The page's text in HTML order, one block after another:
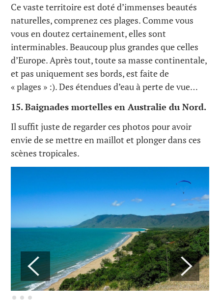
Ce vaste territoire est doté d’immenses beautés
naturelles, comprenez ces plages. Comme vous
vous en doutez certainement, elles sont
interminables. Beaucoup plus grandes que celles
d’Europe. Après tout, toute sa masse continentale,
et pas uniquement ses bords, est faite de
« plages » :). Des étendues d’eau à perte de vue…
15.Baignades mortelles en Australie du Nord.
Il suffit juste de regarder ces photos pour avoir
envie de se mettre en maillot et plonger dans ces
scènes tropicales.